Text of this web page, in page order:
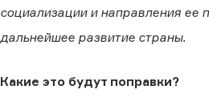
социализации и направления ее
дальнейшее развитие страны.
Какие это будут поправки?